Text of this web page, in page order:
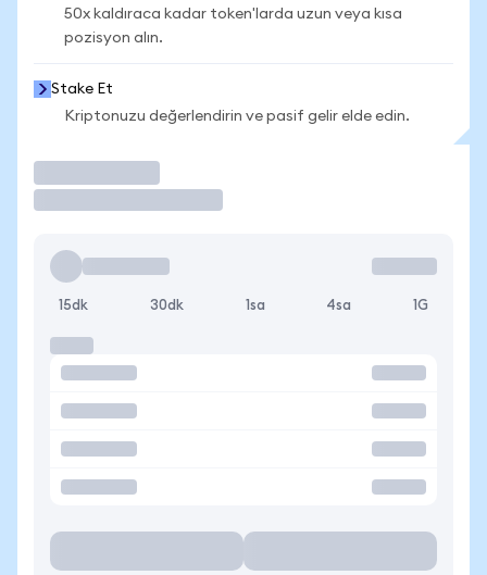
50x kaldıraca kadar token'larda uzun veya kısa
pozisyon alın.
Stake Et
Kriptonuzu değerlendirin ve pasif gelir elde edin.
15dk 30dk 1sa 4sa 1G